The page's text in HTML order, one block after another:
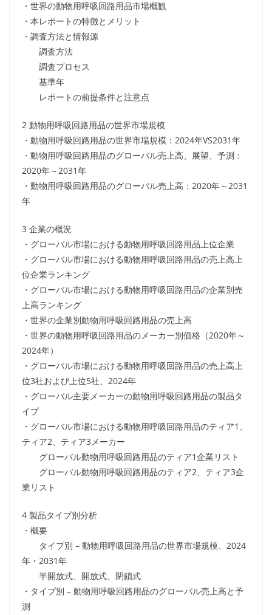
・世界の動物用呼吸回路用品市場概観
・本レポートの特徴とメリット
・調査方法と情報源
調査方法
調査プロセス
基準年
レポートの前提条件と注意点
2 動物用呼吸回路用品の世界市場規模
・動物用呼吸回路用品の世界市場規模：2024年VS2031年
・動物用呼吸回路用品のグローバル売上高、展望、予測：
2020年～2031年
・動物用呼吸回路用品のグローバル売上高：2020年～2031
年
3 企業の概況
・グローバル市場における動物用呼吸回路用品上位企業
・グローバル市場における動物用呼吸回路用品の売上高上
位企業ランキング
・グローバル市場における動物用呼吸回路用品の企業別売
上高ランキング
・世界の企業別動物用呼吸回路用品の売上高
・世界の動物用呼吸回路用品のメーカー別価格（2020年～
2024年）
・グローバル市場における動物用呼吸回路用品の売上高上
位3社および上位5社、2024年
・グローバル主要メーカーの動物用呼吸回路用品の製品タ
イプ
・グローバル市場における動物用呼吸回路用品のティア1、
ティア2、ティア3メーカー
グローバル動物用呼吸回路用品のティア1企業リスト
グローバル動物用呼吸回路用品のティア2、ティア3企
業リスト
4 製品タイプ別分析
・概要
タイプ別 – 動物用呼吸回路用品の世界市場規模、2024
年・2031年
半開放式、開放式、閉鎖式
・タイプ別 – 動物用呼吸回路用品のグローバル売上高と予
測